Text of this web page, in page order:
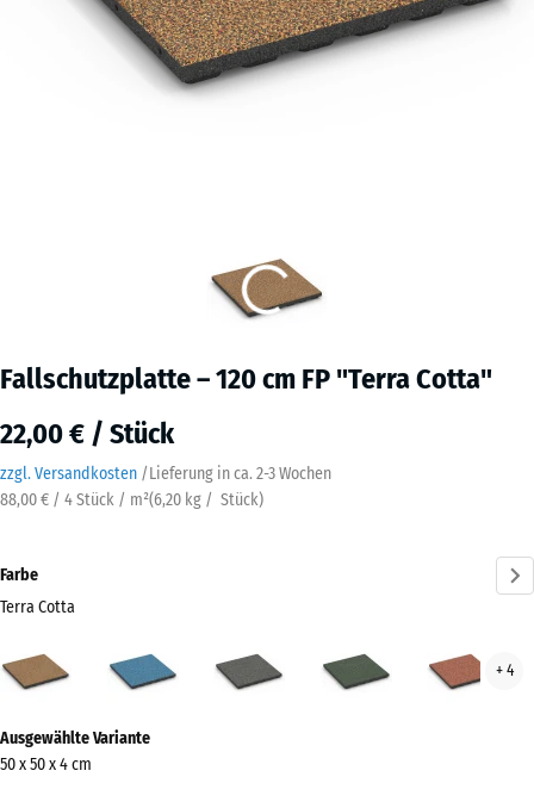
Fallschutzplatte – 120 cm FP "Terra Cotta"
22,00 € / Stück
zzgl. Versandkosten /Lieferung in ca. 2-3 Wochen
88,00 € / 4 Stück / m²(6,20 kg / Stück)
Farbe
Terra Cotta
Cotta
Dunkelgrauer
Granit
Englischer
Rasen
+ 4
Informationen
zu
Ausgewählte Variante
50 x 50 x 4 cm